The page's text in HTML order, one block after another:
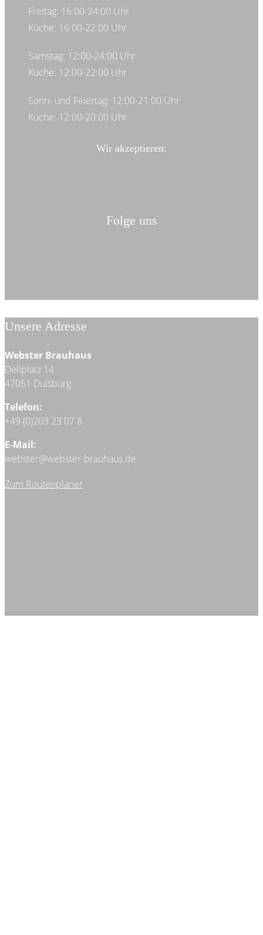
Freitag: 16:00-24:00 Uhr
Küche: 16:00-22:00 Uhr
Samstag: 12:00-24:00 Uhr
Küche: 12:00-22:00 Uhr
Sonn- und Feiertag: 12:00-21:00 Uhr
Küche: 12:00-20:00 Uhr
Wir akzeptieren:
Folge uns
Unsere Adresse
Webster Brauhaus
Dellplatz 14
47051 Duisburg
Telefon:
+49 (0)203 23 07 8
E-Mail:
webster@webster-brauhaus.de
Zum Routenplaner